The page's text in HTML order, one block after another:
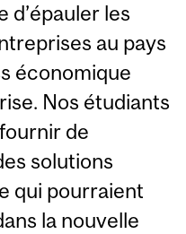
les
au pays
économique
Nos étudiants
de
solutions
qui pourraient
la nouvelle